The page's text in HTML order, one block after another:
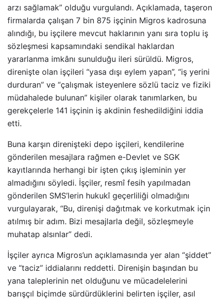
arzı sağlamak” olduğu vurgulandı. Açıklamada, taşeron
firmalarda çalışan 7 bin 875 işçinin Migros kadrosuna
alındığı, bu işçilere mevcut haklarının yanı sıra toplu iş
sözleşmesi kapsamındaki sendikal haklardan
yararlanma imkânı sunulduğu ileri sürüldü. Migros,
direnişte olan işçileri “yasa dışı eylem yapan”, “iş yerini
durduran” ve “çalışmak isteyenlere sözlü taciz ve fiziki
müdahalede bulunan” kişiler olarak tanımlarken, bu
gerekçelerle 141 işçinin iş akdinin feshedildiğini iddia
etti.
Buna karşın direnişteki depo işçileri, kendilerine
gönderilen mesajlara rağmen e-Devlet ve SGK
kayıtlarında herhangi bir işten çıkış işleminin yer
almadığını söyledi. İşçiler, resmî fesih yapılmadan
gönderilen SMS’lerin hukukî geçerliliği olmadığını
vurgulayarak, “Bu, direnişi dağıtmak ve korkutmak için
atılmış bir adım. Bizi mesajlarla değil, sözleşmeyle
muhatap alsınlar” dedi.
İşçiler ayrıca Migros’un açıklamasında yer alan “şiddet”
ve “taciz” iddialarını reddetti. Direnişin başından bu
yana taleplerinin net olduğunu ve mücadelelerini
barışçıl biçimde sürdürdüklerini belirten işçiler, asıl